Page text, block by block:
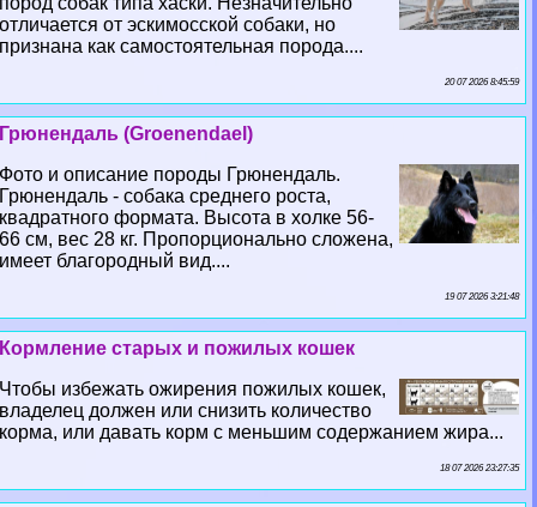
отличается от эскимосской собаки, но
признана как самостоятельная порода....
20 07 2026 8:45:59
Грюнендаль (Groenendael)
Фото и описание породы Грюнендаль.
Грюнендаль - собака среднего роста,
квадратного формата. Высота в холке 56-
66 см, вес 28 кг. Пропорционально сложена,
имеет благородный вид....
19 07 2026 3:21:48
Кормление старых и пожилых кошек
Чтобы избежать ожирения пожилых кошек,
владелец должен или снизить количество
корма, или давать корм с меньшим содержанием жира...
18 07 2026 23:27:35